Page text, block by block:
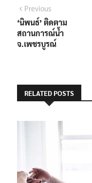
แนะแนว
เรื่อง
PreviousPrevious
post:
‘นิพนธ์’ ติดตาม
สถานการณ์น้ำ
จ.เพชรบูรณ์
RELATED POSTS